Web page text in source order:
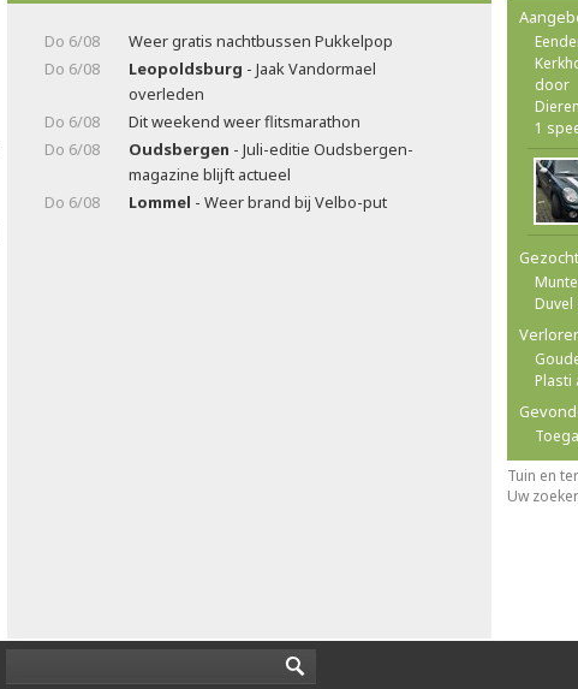
Do 6/08
Weer gratis nachtbussen Pukkelpop
Do 6/08
Leopoldsburg - Jaak Vandormael
overleden
Do 6/08
Dit weekend weer flitsmarathon
Do 6/08
Oudsbergen - Juli-editie Oudsbergen-
magazine blijft actueel
Do 6/08
Lommel - Weer brand bij Velbo-put
door
1
Gezocht
Plasti
Tuin en
Uw